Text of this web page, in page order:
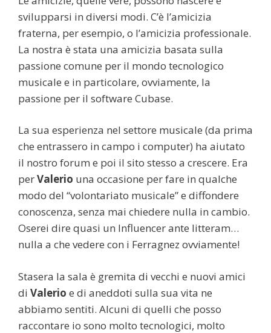
svilupparsi in diversi modi. C’è l’amicizia
fraterna, per esempio, o l’amicizia professionale.
La nostra è stata una amicizia basata sulla
passione comune per il mondo tecnologico
musicale e in particolare, ovviamente, la
passione per il software Cubase.
La sua esperienza nel settore musicale (da prima
che entrassero in campo i computer) ha aiutato
il nostro forum e poi il sito stesso a crescere. Era
perValerio una occasione per fare in qualche
modo del “volontariato musicale” e diffondere
conoscenza, senza mai chiedere nulla in cambio.
Oserei dire quasi un Influencer ante litteram…
nulla a che vedere con i Ferragnez ovviamente!
Stasera la sala è gremita di vecchi e nuovi amici
di Valerio e di aneddoti sulla sua vita ne
abbiamo sentiti. Alcuni di quelli che posso
raccontare io sono molto tecnologici, molto